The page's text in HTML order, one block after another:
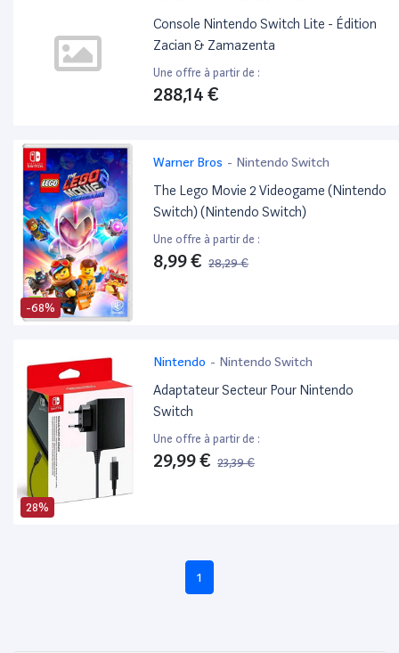
Console Nintendo Switch Lite - Édition
Zacian & Zamazenta
Une offre à partir de :
288,14 €
-68%
Warner Bros - Nintendo Switch
The Lego Movie 2 Videogame (Nintendo
Switch) (Nintendo Switch)
Une offre à partir de :
8,99 € 28,29 €
28%
Nintendo - Nintendo Switch
Adaptateur Secteur Pour Nintendo
Switch
Une offre à partir de :
29,99 € 23,39 €
1